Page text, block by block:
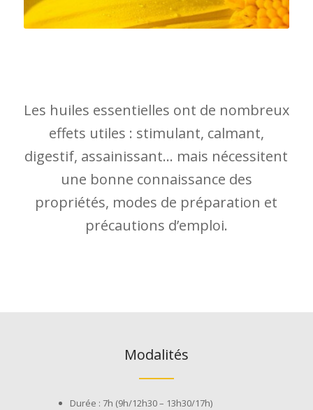
Les huiles essentielles ont de nombreux
effets utiles : stimulant, calmant,
digestif, assainissant… mais nécessitent
une bonne connaissance des
propriétés, modes de préparation et
précautions d’emploi.
Modalités
Durée : 7h (9h/12h30 – 13h30/17h)